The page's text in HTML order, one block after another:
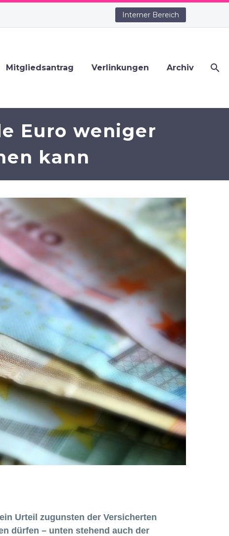
Interner Bereich
Mitgliedsantrag Verlinkungen Archiv
Euro weniger
kann
Urteil zugunsten der Versicherten
dürfen – unten stehend auch der